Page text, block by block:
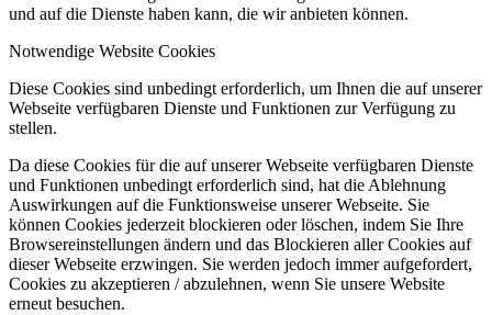
und auf die Dienste haben kann, die wir anbieten können.
Notwendige Website Cookies
Diese Cookies sind unbedingt erforderlich, um Ihnen die auf unserer
Webseite verfügbaren Dienste und Funktionen zur Verfügung zu
stellen.
Da diese Cookies für die auf unserer Webseite verfügbaren Dienste
und Funktionen unbedingt erforderlich sind, hat die Ablehnung
Auswirkungen auf die Funktionsweise unserer Webseite. Sie
können Cookies jederzeit blockieren oder löschen, indem Sie Ihre
Browsereinstellungen ändern und das Blockieren aller Cookies auf
dieser Webseite erzwingen. Sie werden jedoch immer aufgefordert,
Cookies zu akzeptieren / abzulehnen, wenn Sie unsere Website
erneut besuchen.